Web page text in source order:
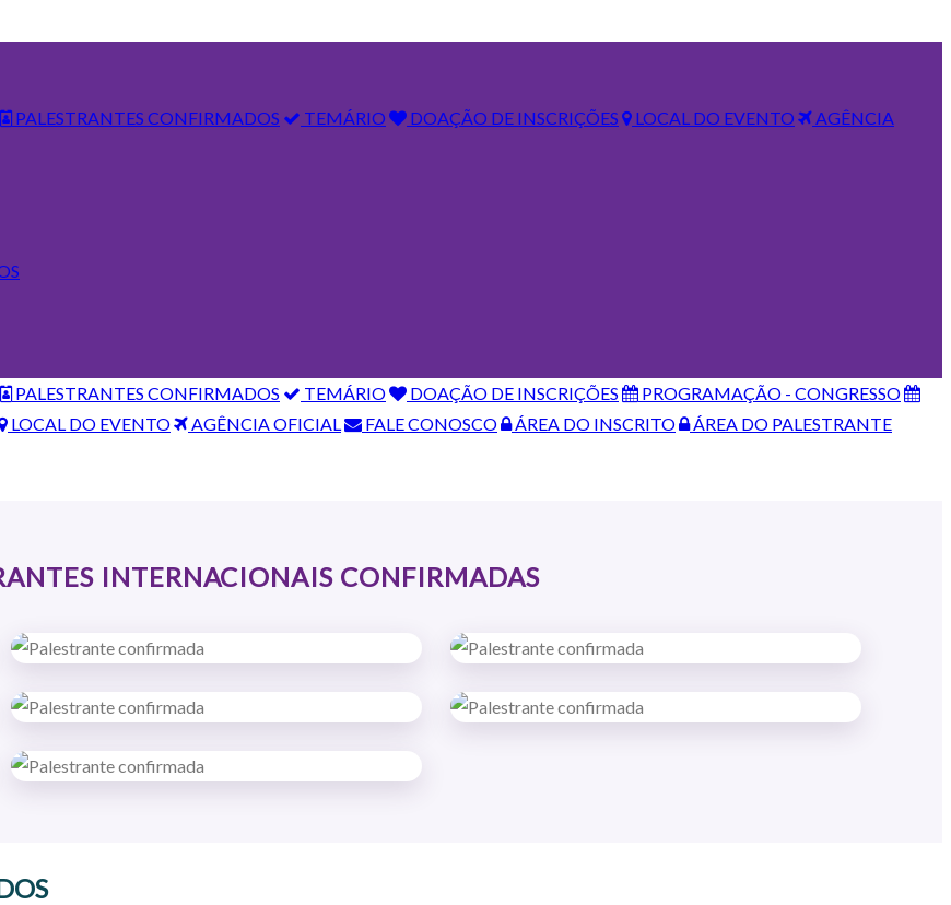
PALESTRANTES CONFIRMADOS TEMÁRIO DOAÇÃO DE INSCRIÇÕES LOCAL DO EVENTO
AGÊNCIA
PALESTRANTES CONFIRMADOS TEMÁRIO DOAÇÃO DE INSCRIÇÕES
PROGRAMAÇÃO - CONGRESSO
LOCAL DO EVENTO AGÊNCIA OFICIAL FALE CONOSCO ÁREA DO INSCRITO
ÁREA DO PALESTRANTE
INTERNACIONAIS CONFIRMADAS